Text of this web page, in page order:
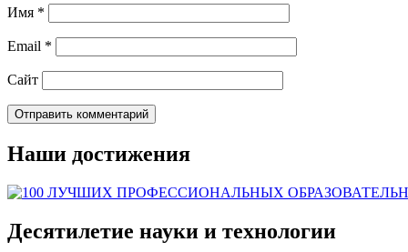
Имя *
Email *
Сайт
Наши достижения
Десятилетие науки и технологии